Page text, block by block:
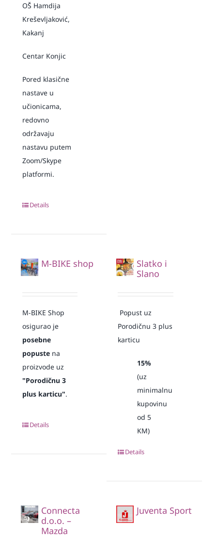
OŠ Hamdija
Kreševljaković,
Kakanj
Centar Konjic
Pored klasične
nastave u
učionicama,
redovno
održavaju
nastavu putem
Zoom/Skype
platformi.
Details
M-BIKE shop
M-BIKE Shop
osigurao je
posebne
popustena
proizvode uz
"Porodičnu 3
plus karticu".
Details
Slatko i
Slano
Popust uz
Porodičnu 3 plus
karticu
15%
(uz
minimalnu
kupovinu
od 5
KM)
Details
Connecta
d.o.o. –
Mazda
Juventa Sport